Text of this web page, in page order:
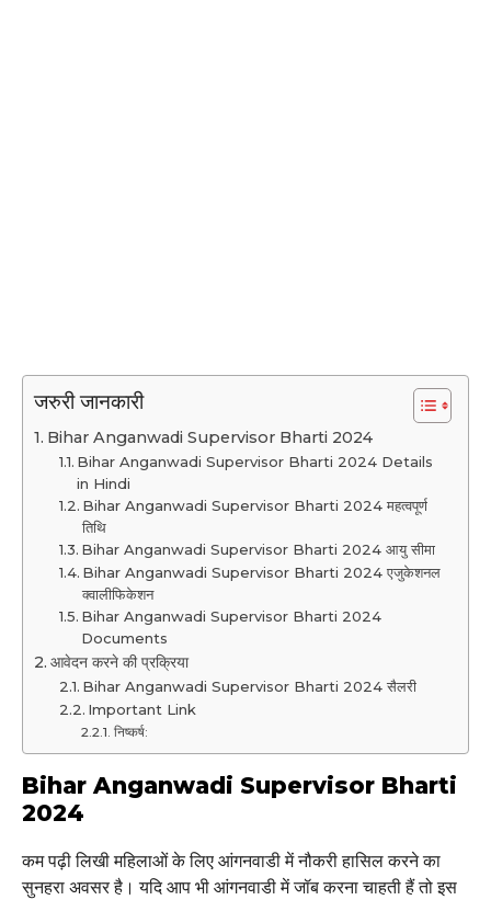
जरुरी जानकारी
Bihar Anganwadi Supervisor Bharti 2024
Bihar Anganwadi Supervisor Bharti 2024 Details
in Hindi
Bihar Anganwadi Supervisor Bharti 2024 महत्वपूर्ण
तिथि
Bihar Anganwadi Supervisor Bharti 2024 आयु सीमा
Bihar Anganwadi Supervisor Bharti 2024 एजुकेशनल
क्वालीफिकेशन
Bihar Anganwadi Supervisor Bharti 2024
Documents
आवेदन करने की प्रक्रिया
Bihar Anganwadi Supervisor Bharti 2024 सैलरी
Important Link
निष्कर्ष:
Bihar Anganwadi Supervisor Bharti
2024
कम पढ़ी लिखी महिलाओं के लिए आंगनवाडी में नौकरी हासिल करने का
सुनहरा अवसर है। यदि आप भी आंगनवाडी में जॉब करना चाहती हैं तो इस